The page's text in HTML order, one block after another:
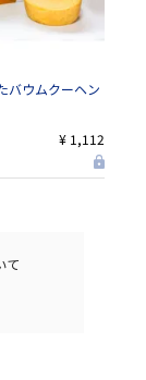
バウムクーヘン
¥ 1,112
て